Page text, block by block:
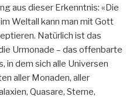
aus dieser Erkenntnis: «Die
Weltall kann man mit Gott
Natürlich ist das
Urmonade – das offenbarte
in dem sich alle Universen
aller Monaden, aller
Quasare, Sterne,